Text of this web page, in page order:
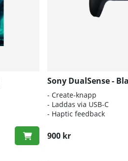
Sony DualSense -
- Create-knapp
- Laddas via USB-C
- Haptic feedback
900 kr